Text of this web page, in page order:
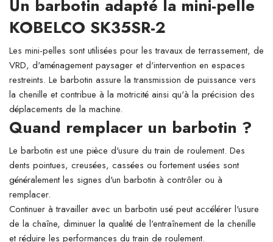
Un barbotin adapté la mini-pelle
KOBELCO SK35SR-2
Les mini-pelles sont utilisées pour les travaux de terrassement, de
VRD, d'aménagement paysager et d'intervention en espaces
restreints. Le barbotin assure la transmission de puissance vers
la chenille et contribue à la motricité ainsi qu'à la précision des
déplacements de la machine.
Quand remplacer un barbotin ?
Le barbotin est une pièce d'usure du train de roulement. Des
dents pointues, creusées, cassées ou fortement usées sont
généralement les signes d'un barbotin à contrôler ou à
remplacer.
Continuer à travailler avec un barbotin usé peut accélérer l'usure
de la chaîne, diminuer la qualité de l'entraînement de la chenille
et réduire les performances du train de roulement.